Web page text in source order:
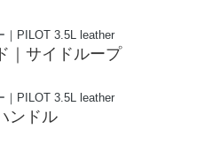
｜サイドループ
ンドル